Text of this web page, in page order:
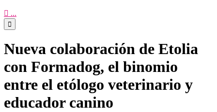
 ...

Nueva colaboración de Etolia
con Formadog, el binomio
entre el etólogo veterinario y
educador canino